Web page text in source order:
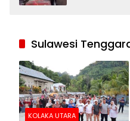
Sulawesi
KOLAKA UTARA